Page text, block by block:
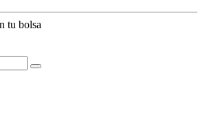
tu bolsa